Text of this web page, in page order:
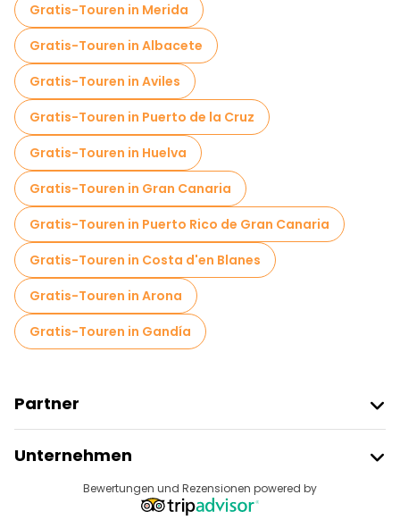
Gratis-Touren in Merida
Gratis-Touren in Albacete
Gratis-Touren in Aviles
Gratis-Touren in Puerto de la Cruz
Gratis-Touren in Huelva
Gratis-Touren in Gran Canaria
Gratis-Touren in Puerto Rico de Gran Canaria
Gratis-Touren in Costa d'en Blanes
Gratis-Touren in Arona
Gratis-Touren in Gandía
Partner
Anbieter-Anmeldung
Affiliate-Programm
Unternehmen
ReisezieleBewertungen und Rezensionen powered by